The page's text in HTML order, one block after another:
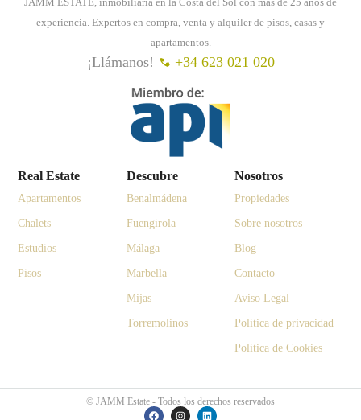
experiencia. Expertos en compra, venta y alquiler de pisos, casas y
apartamentos.
¡Llámanos! +34 623 021 020
Real Estate
Apartamentos
Chalets
Estudios
Pisos
Descubre
Benalmádena
Fuengirola
Málaga
Marbella
Mijas
Torremolinos
Nosotros
Propiedades
Sobre nosotros
Blog
Contacto
Aviso Legal
Política de privacidad
Política de Cookies
© JAMM Estate - Todos los derechos reservados